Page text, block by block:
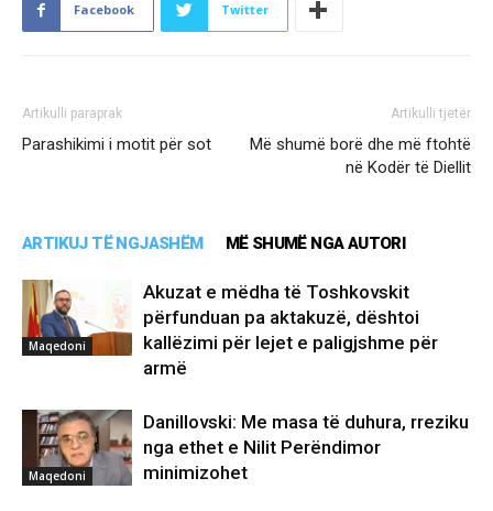
Facebook Twitter
Artikulli paraprak
Parashikimi i motit për sot
Artikulli tjetër
Më shumë borë dhe më ftohtë
në Kodër të Diellit
ARTIKUJ TË NGJASHËM MË SHUMË NGA AUTORI
Maqedoni
Akuzat e mëdha të Toshkovskit
përfunduan pa aktakuzë, dështoi
kallëzimi për lejet e paligjshme për
armë
Maqedoni
Danillovski: Me masa të duhura, rreziku
nga ethet e Nilit Perëndimor
minimizohet